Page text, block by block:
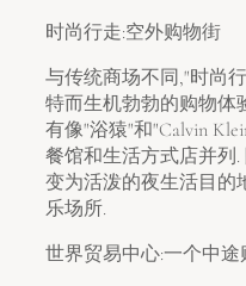
时尚行走:空外购物街
与传统商场不同,"时尚
特而生机勃勃的购物体
有像"浴猿"和"Calvin
餐馆和生活方式店并列
变为活泼的夜生活目的
乐场所.
世界贸易中心:一个中途